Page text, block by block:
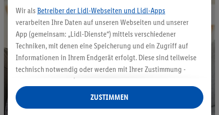
Wir als Betreiber der Lidl-Webseiten und Lidl-Apps
verarbeiten Ihre Daten auf unseren Webseiten und unserer
App (gemeinsam: „Lidl-Dienste“) mittels verschiedener
Techniken, mit denen eine Speicherung und ein Zugriff auf
Informationen in Ihrem Endgerät erfolgt. Diese sind teilweise
technisch notwendig oder werden mit Ihrer Zustimmung -
auch durch Partner (u.a.
Verantwortliche; im Zusammenhang mit dem IAB TCF
insgesamt
ZUSTIMMEN